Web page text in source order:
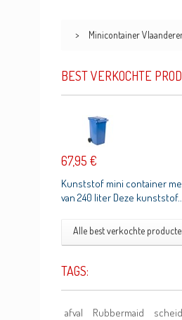
> Minicontainer
BEST VERKOCHTE
67,95 €
Kunststof mini container
van 240 liter Deze
Alle best verkochte
TAGS:
afval Rubbermaid